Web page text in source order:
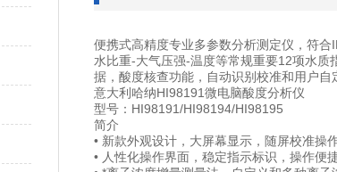
便携式高精度专业多参数分析测定仪，符
水比重-大气压强-温度等常规重要12项水
据，酸度核查功能，自动识别校准和用户
意大利哈纳HI98191微电脑酸度分析仪
型号：HI98191/HI98194/HI98195
简介
• 新款外观设计，大屏幕显示，随屏校准操
• 人性化操作界面，稳定指示标识，操作便